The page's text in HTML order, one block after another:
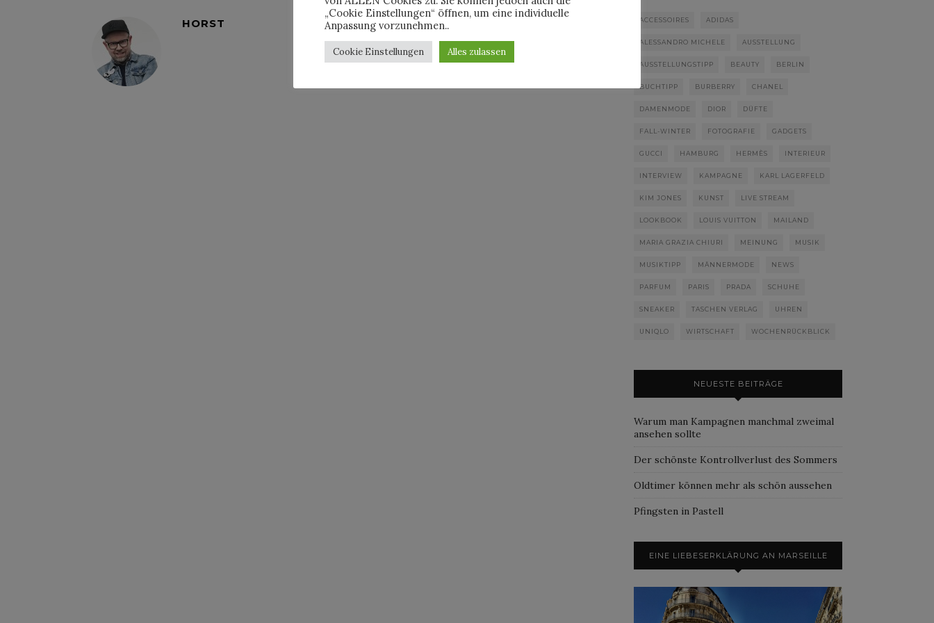
HORST ACCESSOIRES ADIDAS
ALESSANDRO MICHELE AUSSTELLUNG
AUSSTELLUNGSTIPP BEAUTY BERLIN
BUCHTIPP BURBERRY CHANEL
DAMENMODE DIOR DÜFTE
FALL-WINTER FOTOGRAFIE GADGETS
GUCCI HAMBURG HERMÈS INTERIEUR
INTERVIEW KAMPAGNE KARL LAGERFELD
KIM JONES KUNST LIVE STREAM
LOOKBOOK LOUIS VUITTON MAILAND
MARIA GRAZIA CHIURI MEINUNG MUSIK
MUSIKTIPP MÄNNERMODE NEWS
PARFUM PARIS PRADA SCHUHE
SNEAKER TASCHEN VERLAG UHREN
UNIQLO WIRTSCHAFT WOCHENRÜCKBLICK
NEUESTE BEITRÄGE
Warum man Kampagnen manchmal zweimal
ansehen sollte
Der schönste Kontrollverlust des Sommers
Oldtimer können mehr als schön aussehen
Pfingsten in Pastell
EINE LIEBESERKLÄRUNG AN MARSEILLE
„Cookie Einstellungen“ öffnen, um eine individuelle
Anpassung vorzunehmen..
Cookie Einstellungen Alles zulassen